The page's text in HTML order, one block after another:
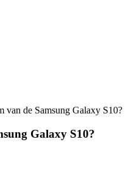
van de Samsung Galaxy S10?
Galaxy S10?